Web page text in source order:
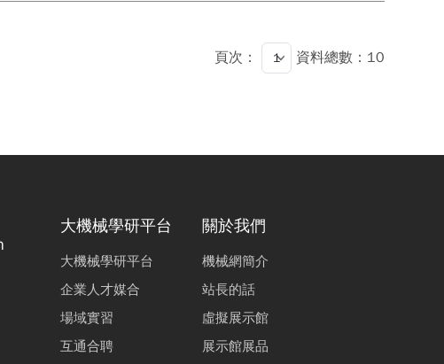
頁次： 資料總數：10
大機械學研平台
大機械學研平台
企業人才媒合
場域實習
互通合聘
關於我們
機械網簡介
站長的話
虛擬展示館
展示館展品